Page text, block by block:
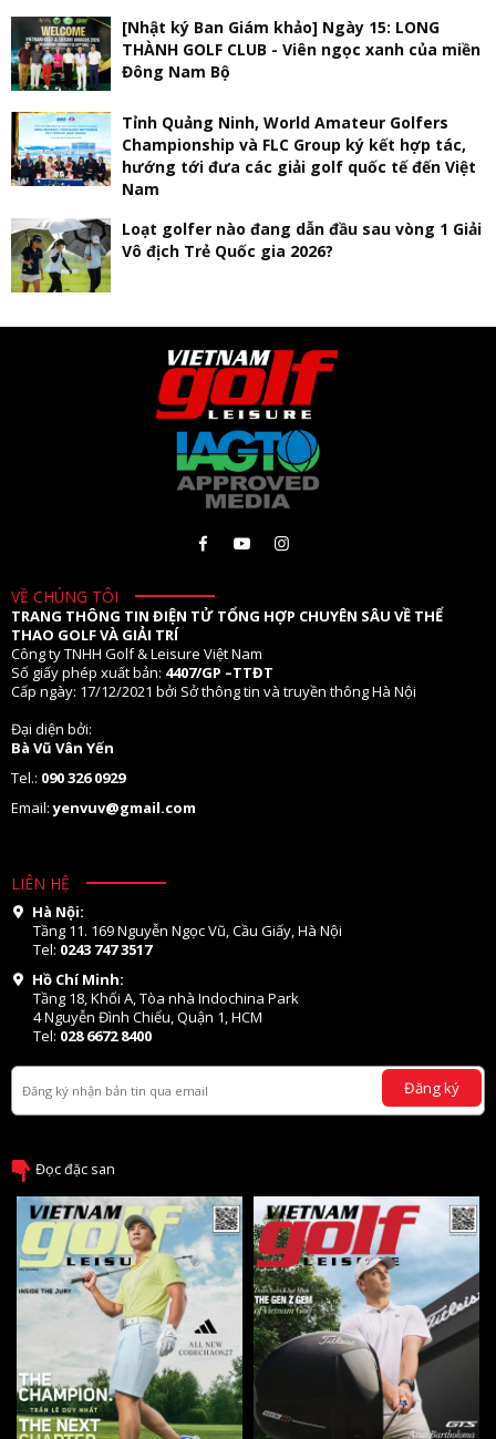
[Nhật ký Ban Giám khảo] Ngày 15: LONG
THÀNH GOLF CLUB - Viên ngọc xanh của miền
Đông Nam Bộ
Tỉnh Quảng Ninh, World Amateur Golfers
Championship và FLC Group ký kết hợp tác,
hướng tới đưa các giải golf quốc tế đến Việt
Nam
Loạt golfer nào đang dẫn đầu sau vòng 1 Giải
Vô địch Trẻ Quốc gia 2026?
VỀ CHÚNG TÔI
TRANG THÔNG TIN ĐIỆN TỬ TỔNG HỢP CHUYÊN SÂU VỀ THỂ
THAO GOLF VÀ GIẢI TRÍ
Công ty TNHH Golf & Leisure Việt Nam
Số giấy phép xuất bản: 4407/GP –TTĐT
Cấp ngày: 17/12/2021 bởi Sở thông tin và truyền thông Hà Nội
Đại diện bởi:
Bà Vũ Vân Yến
Tel.: 090 326 0929
Email:yenvuv@gmail.com
LIÊN HỆ
Hà Nội:
Tầng 11. 169 Nguyễn Ngọc Vũ, Cầu Giấy, Hà Nội
Tel: 0243 747 3517
Hồ Chí Minh:
Tầng 18, Khối A, Tòa nhà Indochina Park
4 Nguyễn Đình Chiểu, Quận 1, HCM
Tel: 028 6672 8400
Đăng ký
Đọc đặc san